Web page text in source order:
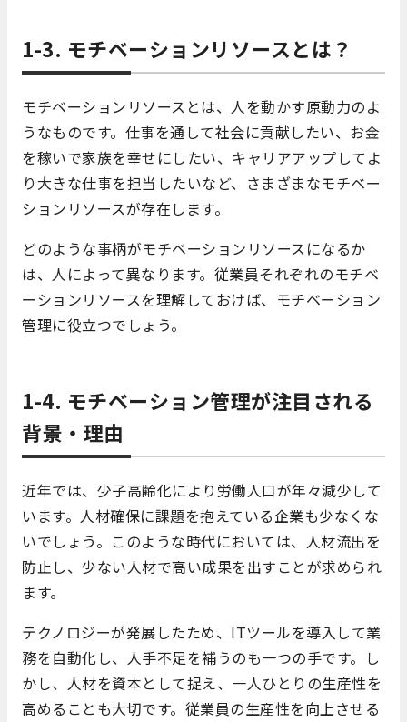
1-3. モチベーションリソースとは？
モチベーションリソースとは、人を動かす原動力のよ
うなものです。仕事を通して社会に貢献したい、お金
を稼いで家族を幸せにしたい、キャリアアップしてよ
り大きな仕事を担当したいなど、さまざまなモチベー
ションリソースが存在します。
どのような事柄がモチベーションリソースになるか
は、人によって異なります。従業員それぞれのモチベ
ーションリソースを理解しておけば、モチベーション
管理に役立つでしょう。
1-4. モチベーション管理が注目される
背景・理由
近年では、少子高齢化により労働人口が年々減少して
います。人材確保に課題を抱えている企業も少なくな
いでしょう。このような時代においては、人材流出を
防止し、少ない人材で高い成果を出すことが求められ
ます。
テクノロジーが発展したため、ITツールを導入して業
務を自動化し、人手不足を補うのも一つの手です。し
かし、人材を資本として捉え、一人ひとりの生産性を
高めることも大切です。従業員の生産性を向上させる